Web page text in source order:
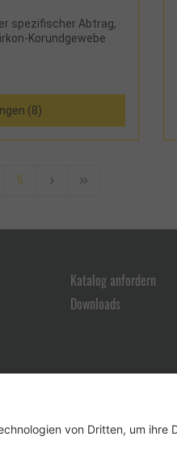
spezifischer Abtrag,
Korundgewebe
(8)
5
Katalog anfordern
Downloads